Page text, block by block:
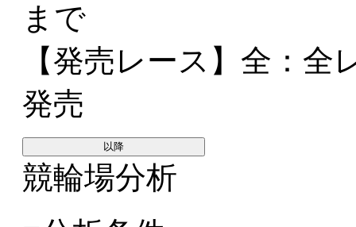
まで
【発売レース】 全 ：
発売
以降
競輪場分析